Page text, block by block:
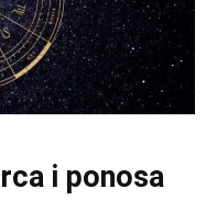
i ponosa